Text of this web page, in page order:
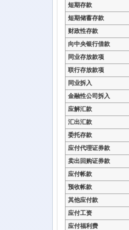
短期存款
短期储蓄存款
财政性存款
向中央银行借款
同业存放款项
联行存放款项
同业拆入
金融性公司拆入
应解汇款
汇出汇款
委托存款
应付代理证券款
卖出回购证券款
应付帐款
预收帐款
其他应付款
应付工资
应付福利费